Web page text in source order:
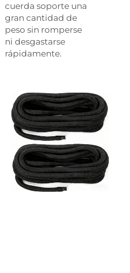
cuerda soporte una
gran cantidad de
peso sin romperse
ni desgastarse
rápidamente.